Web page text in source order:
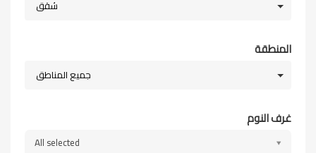
شقق
المنطقة
جميع المناطق
غرف النوم
All selected